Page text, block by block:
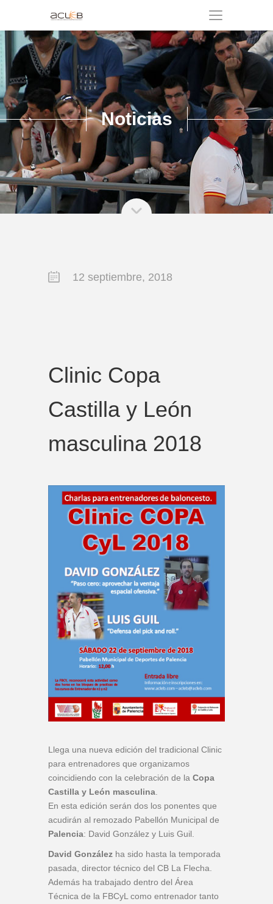
Noticias
12 septiembre, 2018
Clinic Copa
Castilla y León
masculina 2018
Llega una nueva edición del tradicional Clinic
para entrenadores que organizamos
coincidiendo con la celebración de la Copa
Castilla y León masculina
En esta edición serán dos los ponentes que
acudirán al remozado Pabellón Municipal de
Palencia: David González y Luis Guil.
David González ha sido hasta la temporada
pasada, director técnico del CB La Flecha.
Además ha trabajado dentro del Área
Técnica de la FBCyL como entrenador tanto